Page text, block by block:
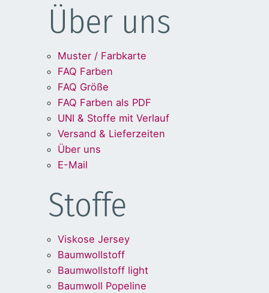
Über uns
Muster / Farbkarte
FAQ Farben
FAQ Größe
FAQ Farben als PDF
UNI & Stoffe mit Verlauf
Versand & Lieferzeiten
Über uns
E-Mail
Stoffe
Viskose Jersey
Baumwollstoff
Baumwollstoff light
Baumwoll Popeline